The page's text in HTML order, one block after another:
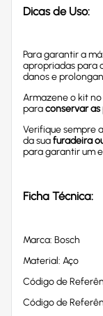
Dicas de Uso:
Para garantir a
apropriadas para
danos e
Armazene o kit
paraconservar
Verifique sempre
da suafuradeira
para garantir um
Ficha Técnica:
Marca: Bosch
Material: Aço
Código de
Código de